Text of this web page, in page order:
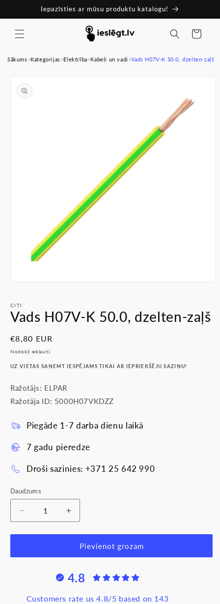
saturu
Iepazīsties ar mūsu produktu katalogu!
Ratiņi
Sākums>Kategorijas>Elektrība>Kabeļi un vadi >Vads H07V-K 50.0, dzelten-zaļš
produkta
informāciju
modālā
režīmā
CITI
Vads H07V-K 50.0, dzelten-zaļš
Parastā
cena
€8,80 EUR
Nodokļi iekļauti.
UZ VIETAS SAŅEMT IESPĒJAMS TIKAI AR IEPRIEKŠĒJU SAZIŅU!
Ražotājs: ELPAR
Ražotāja ID: 5000H07VKDZZ
Piegāde 1-7 darba dienu laikā
7 gadu pieredze
Droši sazinies: +371 25 642 990
Daudzums
Samazināt
daudzumu
produktam
H07V-
zaļš
Palielināt
daudzumu
produktam
Vads
H07V-
50.0,
zaļš
Pievienot grozam
4.8
Customers rate us 4.8/5 based on 143